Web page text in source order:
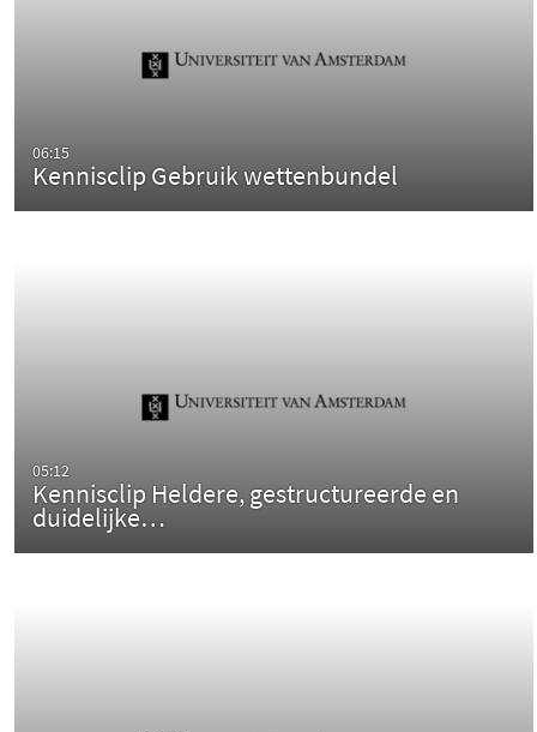
06:15
Kennisclip Gebruik wettenbundel
05:12
Kennisclip Heldere, gestructureerde en
duidelijke…